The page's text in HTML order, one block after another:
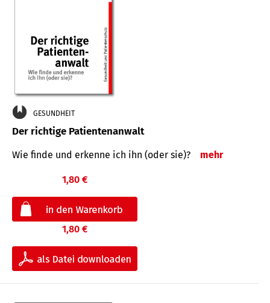
GESUNDHEIT
Der richtige Patientenanwalt
Wie finde und erkenne ich ihn (oder sie)? mehr
1,80 €
1,80 €